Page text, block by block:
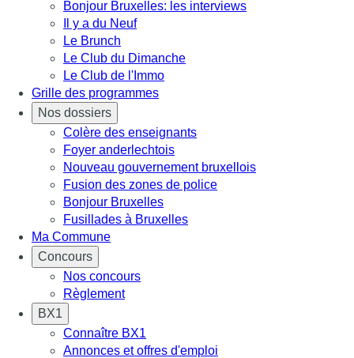
Bonjour Bruxelles: les interviews
Il y a du Neuf
Le Brunch
Le Club du Dimanche
Le Club de l'Immo
Grille des programmes
Nos dossiers
Colère des enseignants
Foyer anderlechtois
Nouveau gouvernement bruxellois
Fusion des zones de police
Bonjour Bruxelles
Fusillades à Bruxelles
Ma Commune
Concours
Nos concours
Règlement
BX1
Connaître BX1
Annonces et offres d'emploi